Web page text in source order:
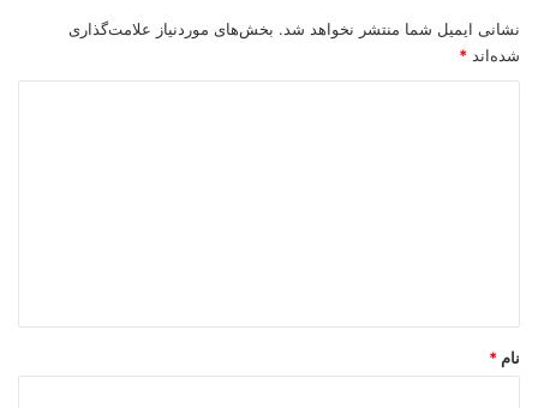
نشانی ایمیل شما منتشر نخواهد شد. بخش‌های موردنیاز علامت‌گذاری
شده‌اند *
نام *